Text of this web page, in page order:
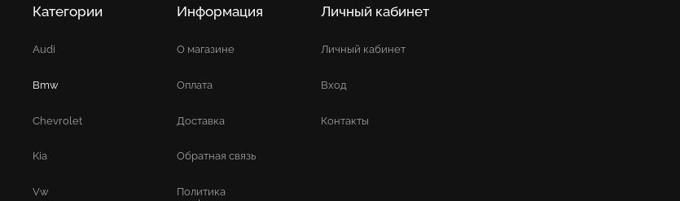
Категории
Audi
Bmw
Chevrolet
Kia
Vw
Информация
О магазине
Оплата
Доставка
Обратная связь
Политика
Личный кабинет
Личный кабинет
Вход
Контакты